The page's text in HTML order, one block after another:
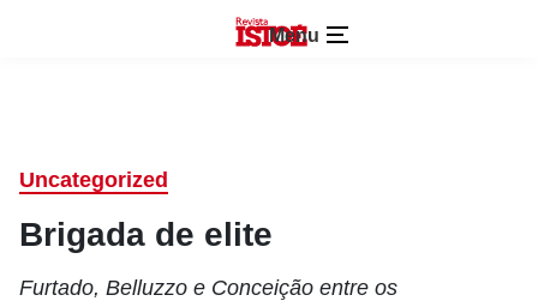
Menu
Uncategorized
Brigada de elite
Furtado, Belluzzo e Conceição entre os